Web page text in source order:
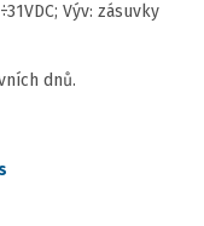
Výv: zásuvky
dnů.